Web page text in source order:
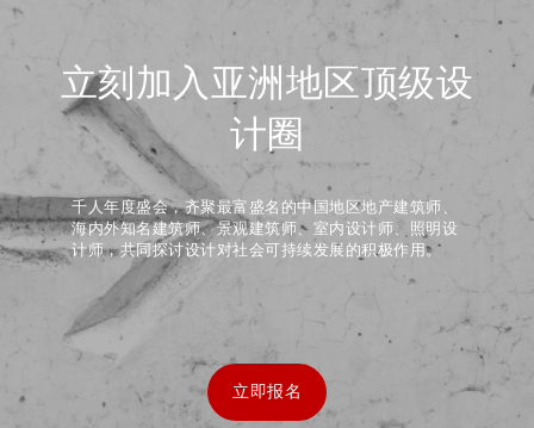
立刻加入亚洲地区顶级设
计圈
千人年度盛会，齐聚最富盛名的中国地区地产建筑师、
海内外知名建筑师、景观建筑师、室内设计师、照明设
计师，共同探讨设计对社会可持续发展的积极作用。
立即报名